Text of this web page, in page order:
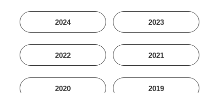
2024 2023
2022 2021
2020 2019